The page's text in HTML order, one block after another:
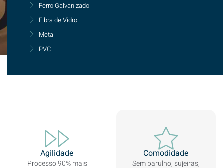
Ferro Galvanizado
Fibra de Vidro
Metal
PVC
Agilidade
Processo 90% mais
Comodidade
Sem barulho, sujeiras,